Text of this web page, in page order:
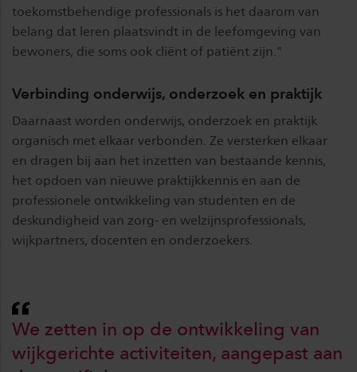
toekomstbehendige professionals is het daarom van
belang dat leren plaatsvindt in de leefomgeving van
bewoners, die soms ook cliënt of patiënt zijn."
Verbinding onderwijs, onderzoek en praktijk
Daarnaast worden onderwijs, onderzoek en praktijk
organisch met elkaar verbonden. Ze versterken elkaar
en dragen bij aan het inzetten van bestaande kennis,
het opdoen van nieuwe praktijkkennis en aan de
professionele ontwikkeling van studenten en de
deskundigheid van zorg- en welzijnsprofessionals,
wijkpartners, docenten en onderzoekers.
We zetten in op de ontwikkeling van
wijkgerichte activiteiten, aangepast aan